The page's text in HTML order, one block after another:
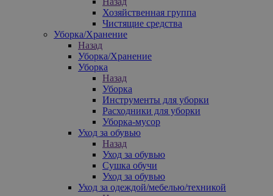
Хозяйственная группа
Чистящие средства
Уборка/Хранение
Назад
Уборка/Хранение
Уборка
Назад
Уборка
Инструменты для уборки
Расходники для уборки
Уборка-мусор
Уход за обувью
Назад
Уход за обувью
Сушка обучи
Уход за обувью
Уход за одеждой/мебелью/техникой